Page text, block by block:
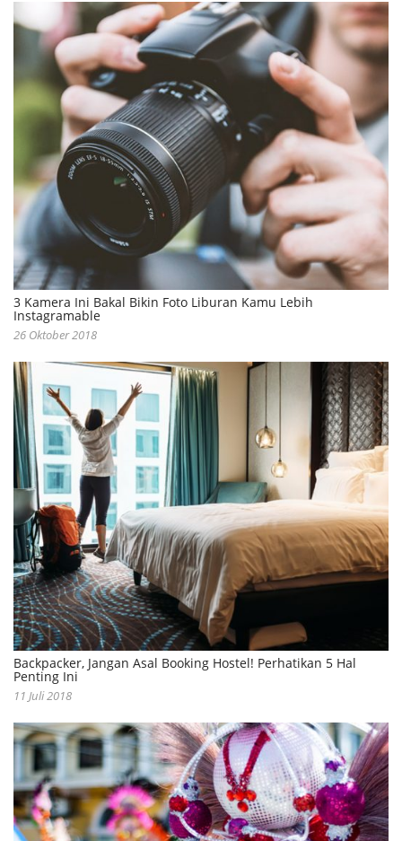
3 Kamera Ini Bakal Bikin Foto Liburan Kamu Lebih
Instagramable
26 Oktober 2018
Backpacker, Jangan Asal Booking Hostel! Perhatikan 5 Hal
Penting Ini
11 Juli 2018